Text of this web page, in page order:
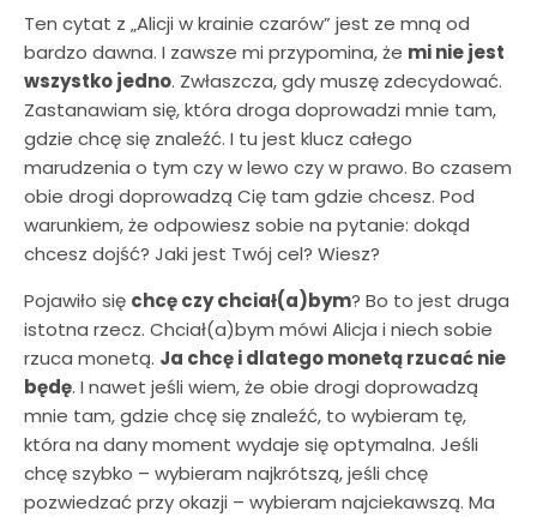
Ten cytat z „Alicji w krainie czarów” jest ze mną od
bardzo dawna. I zawsze mi przypomina, że mi nie jest
wszystko jedno. Zwłaszcza, gdy muszę zdecydować.
Zastanawiam się, która droga doprowadzi mnie tam,
gdzie chcę się znaleźć. I tu jest klucz całego
marudzenia o tym czy w lewo czy w prawo. Bo czasem
obie drogi doprowadzą Cię tam gdzie chcesz. Pod
warunkiem, że odpowiesz sobie na pytanie: dokąd
chcesz dojść? Jaki jest Twój cel? Wiesz?
Pojawiło się chcę czy chciał(a)bym? Bo to jest druga
istotna rzecz. Chciał(a)bym mówi Alicja i niech sobie
rzuca monetą. Ja chcę i dlatego monetą rzucać nie
będę. I nawet jeśli wiem, że obie drogi doprowadzą
mnie tam, gdzie chcę się znaleźć, to wybieram tę,
która na dany moment wydaje się optymalna. Jeśli
chcę szybko – wybieram najkrótszą, jeśli chcę
pozwiedzać przy okazji – wybieram najciekawszą. Ma